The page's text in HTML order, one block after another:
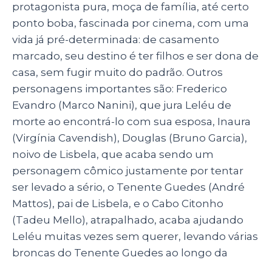
protagonista pura, moça de família, até certo
ponto boba, fascinada por cinema, com uma
vida já pré-determinada: de casamento
marcado, seu destino é ter filhos e ser dona de
casa, sem fugir muito do padrão. Outros
personagens importantes são: Frederico
Evandro (Marco Nanini), que jura Leléu de
morte ao encontrá-lo com sua esposa, Inaura
(Virgínia Cavendish), Douglas (Bruno Garcia),
noivo de Lisbela, que acaba sendo um
personagem cômico justamente por tentar
ser levado a sério, o Tenente Guedes (André
Mattos), pai de Lisbela, e o Cabo Citonho
(Tadeu Mello), atrapalhado, acaba ajudando
Leléu muitas vezes sem querer, levando várias
broncas do Tenente Guedes ao longo da